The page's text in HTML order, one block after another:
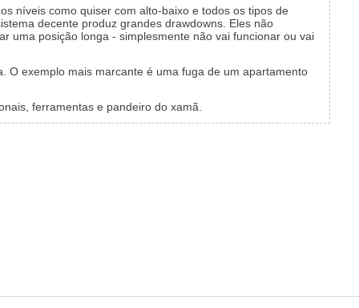
níveis como quiser com alto-baixo e todos os tipos de
decente produz grandes drawdowns. Eles não
uma posição longa - simplesmente não vai funcionar ou vai
O exemplo mais marcante é uma fuga de um apartamento
ferramentas e pandeiro do xamã.